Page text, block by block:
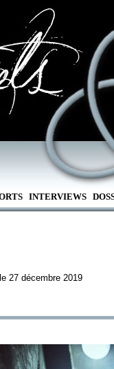
INTERVIEWS
27 décembre 2019